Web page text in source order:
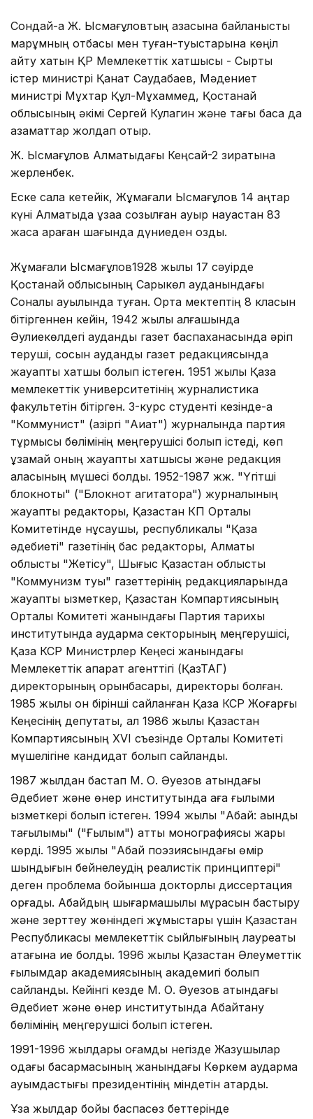
Сондай-ақ Ж. Ысмағұловтың қазасына байланысты
марқұмның отбасы мен туған-туыстарына көңіл
айту хатын ҚР Мемлекеттік хатшысы - Сыртқы
істер министрі Қанат Саудабаев, Мәдениет
министрі Мұхтар Құл-Мұхаммед, Қостанай
облысының әкімі Сергей Кулагин және тағы басқа да
азаматтар жолдап отыр.
Ж. Ысмағұлов Алматыдағы Кеңсай-2 зиратына
жерленбек.
Еске сала кетейік, Жұмағали Ысмағұлов 14 қаңтар
күні Алматыда ұзаққа созылған ауыр науқастан 83
жасқа қараған шағында дүниеден озды.
Жұмағали Ысмағұлов1928 жылы 17 сәуірде
Қостанай облысының Сарыкөл ауданындағы
Соналы ауылында туған. Орта мектептің 8 класын
бітіргеннен кейін, 1942 жылы алғашында
Әулиекөлдегі аудандық газет баспаханасында әріп
теруші, сосын аудандық газет редакциясында
жауапты хатшы болып істеген. 1951 жылы Қазақ
мемлекеттік университетінің журналистика
факультетін бітірген. 3-курс студенті кезінде-ақ
"Коммунист" (қазіргі "Ақиқат") журналында партия
тұрмысы бөлімінің меңгерушісі болып істеді, көп
ұзамай оның жауапты хатшысы және редакция
алқасының мүшесі болды. 1952-1987 жж. "Үгітші
блокноты" ("Блокнот агитатора") журналының
жауапты редакторы, Қазақстан КП Орталық
Комитетінде нұсқаушы, республикалық "Қазақ
әдебиеті" газетінің бас редакторы, Алматы
облыстық "Жетісу", Шығыс Қазақстан облыстық
"Коммунизм туы" газеттерінің редакцияларында
жауапты қызметкер, Қазақстан Компартиясының
Орталық Комитеті жанындағы Партия тарихы
институтында аударма секторының меңгерушісі,
Қазақ КСР Министрлер Кеңесі жанындағы
Мемлекеттік ақпарат агенттігі (ҚазТАГ)
директорының орынбасары, директоры болған.
1985 жылы он бірінші сайланған Қазақ КСР Жоғарғы
Кеңесінің депутаты, ал 1986 жылы Қазақстан
Компартиясының XVI съезінде Орталық Комитеті
мүшелігіне кандидат болып сайланды.
1987 жылдан бастап М. О. Әуезов атындағы
Әдебиет және өнер институтында аға ғылыми
қызметкері болып істеген. 1994 жылы "Абай: ақындық
тағылымы" ("Ғылым") атты монографиясы жарық
көрді. 1995 жылы "Абай поэзиясындағы өмір
шындығын бейнелеудің реалистік принциптері"
деген проблема бойынша докторлық диссертация
қорғады. Абайдың шығармашылық мұрасын бастыру
және зерттеу жөніндегі жұмыстары үшін Қазақстан
Республикасы мемлекеттік сыйлығының лауреаты
атағына ие болды. 1996 жылы Қазақстан Әлеуметтік
ғылымдар академиясының академигі болып
сайланды. Кейінгі кезде М. О. Әуезов атындағы
Әдебиет және өнер институтында Абайтану
бөлімінің меңгерушісі болып істеген.
1991-1996 жылдары қоғамдық негізде Жазушылар
одағы басқармасының жанындағы Көркем аударма
қауымдастығы президентінің міндетін атқарды.
Ұзақ жылдар бойы баспасөз беттерінде